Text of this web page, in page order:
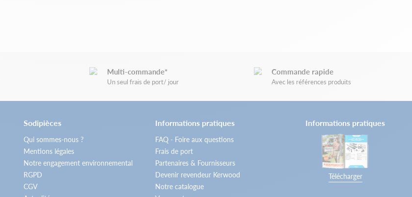
Multi-commande*
Un seul frais de port/ jour
Commande rapide
Avec les références produits
Sodipièces
Qui sommes-nous ?
Mentions légales
Notre engagement environnemental
RGPD
CGV
Informations pratiques
FAQ - Foire aux questions
Frais de port
Partenaires & Fournisseurs
Devenir revendeur Kerwood
Notre catalogue
Informations pratiques
Télécharger